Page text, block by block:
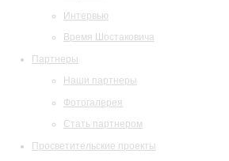
Интервью
Время Шостаковича
Партнеры
Наши партнеры
Фотогалерея
Стать партнером
Просветительские проекты